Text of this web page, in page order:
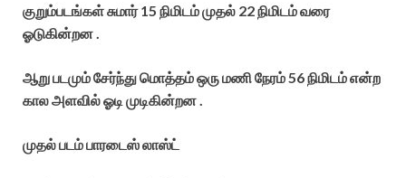
குறும்படங்கள் சுமார் 15 நிமிடம் முதல் 22 நிமிடம் வரை
ஓடுகின்றன .
ஆறு படமும் சேர்ந்து மொத்தம் ஒரு மணி நேரம் 56 நிமிடம் என்ற
கால அளவில் ஓடி முடிகின்றன .
முதல் படம் பாரடைஸ் லாஸ்ட்